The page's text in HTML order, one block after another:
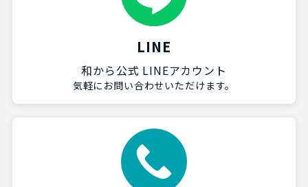
LINE
和から公式 LINEアカウント
気軽にお問い合わせいただけます。